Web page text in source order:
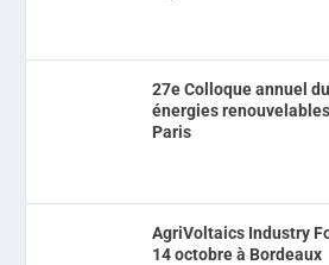
27e Colloque annuel
énergies
Paris
AgriVoltaics Industry
14 octobre à Bordeaux